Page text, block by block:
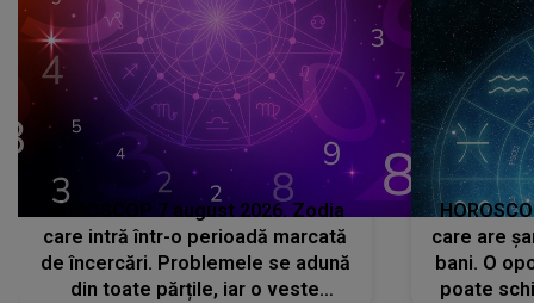
HOROSCOP 7 august 2026. Zodia
care intră într-o perioadă marcată
de încercări. Problemele se adună
din toate părțile, iar o veste
care are
bani. O
poate